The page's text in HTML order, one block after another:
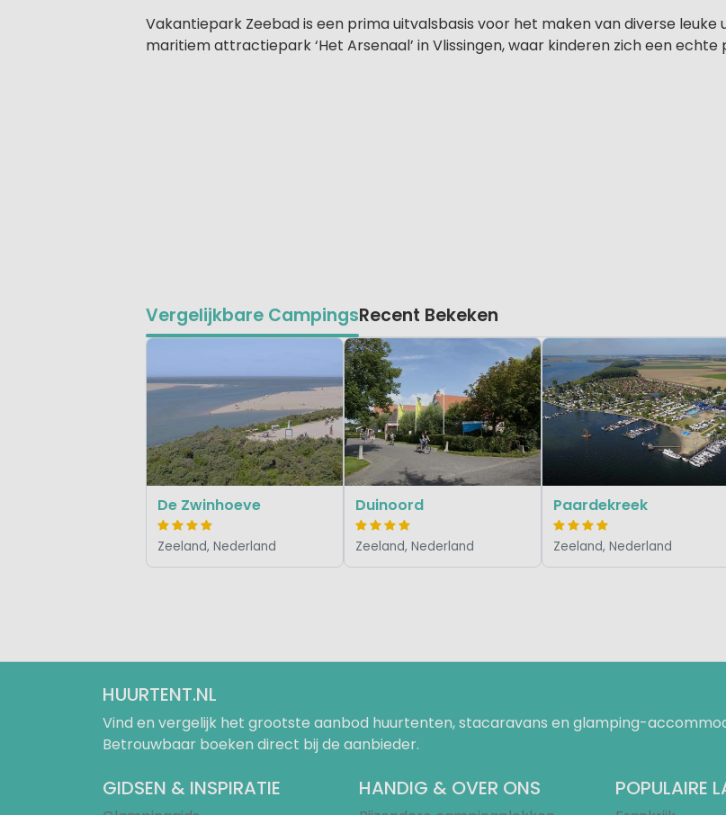
Vakantiepark Zeebad is een prima uitvalsbasis voor het maken van diverse leuke
maritiem attractiepark ‘Het Arsenaal’ in Vlissingen, waar kinderen zich een echte
Vergelijkbare CampingsRecent Bekeken
De Zwinhoeve
Zeeland, Nederland
Duinoord
Zeeland, Nederland
Paardekreek
Zeeland, Nederland
HUURTENT.NL
Vind en vergelijk het grootste aanbod huurtenten, stacaravans en glamping-
Betrouwbaar boeken direct bij de aanbieder.
GIDSEN & INSPIRATIE HANDIG & OVER ONS POPULAIRE